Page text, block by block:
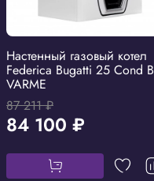
Настенный газовый котел
Federica Bugatti 25 Cond B
VARME
87 211 ₽
84 100 ₽